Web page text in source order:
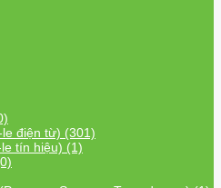
điện từ) (301)
tín hiệu) (1)